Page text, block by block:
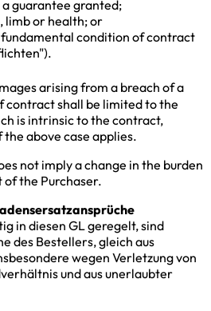
guarantee granted;
limb or health; or
condition of contract
arising from a breach of a
shall be limited to the
is intrinsic to the contract,
above case applies.
not imply a change in the burden
the Purchaser.
in diesen GL geregelt, sind
des Bestellers, gleich aus
wegen Verletzung von
und aus unerlaubter